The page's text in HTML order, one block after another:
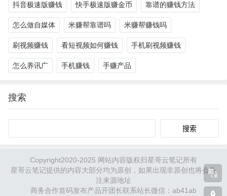
抖音极速版赚钱 快手极速版赚金币 靠谱的赚钱方法
怎么做自媒体 米赚帮靠谱吗 米赚帮赚钱吗
刷视频赚钱 看短视频如何赚钱 手机刷视频赚钱
怎么养讯广 手机赚钱 手赚产品
搜索
Copyright2020-2025 网站内容版权归星哥云笔记所有
星哥云笔记提供的内容大部分均为原创，如果出现非原创也将会备
注来源地址
商务合作首码发布产品开团长联系站长微信：ab41ab